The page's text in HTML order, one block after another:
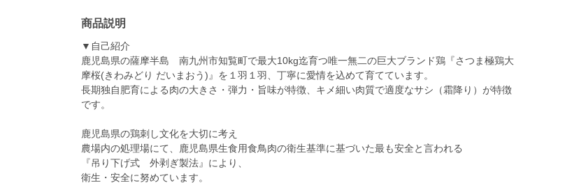
商品説明
▼自己紹介
鹿児島県の薩摩半島 南九州市知覧町で最大10kg迄育つ唯一無二の巨大ブランド鶏『さつま極鶏大
摩桜(きわみどり だいまおう)』を１羽１羽、丁寧に愛情を込めて育てています。
長期独自肥育による肉の大きさ・弾力・旨味が特徴、キメ細い肉質で適度なサシ（霜降り）が特徴
です。
鹿児島県の鶏刺し文化を大切に考え
農場内の処理場にて、鹿児島県生食用食鳥肉の衛生基準に基づいた最も安全と言われる
『吊り下げ式 外剥ぎ製法』により、
衛生・安全に努めています。